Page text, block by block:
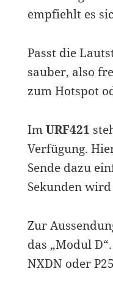
empfiehlt es
Passt die
sauber, also
zum Hotspot
ImURF421
Verfügung.
Sende dazu
Sekunden
Zur
das „Modul
NXDN oder